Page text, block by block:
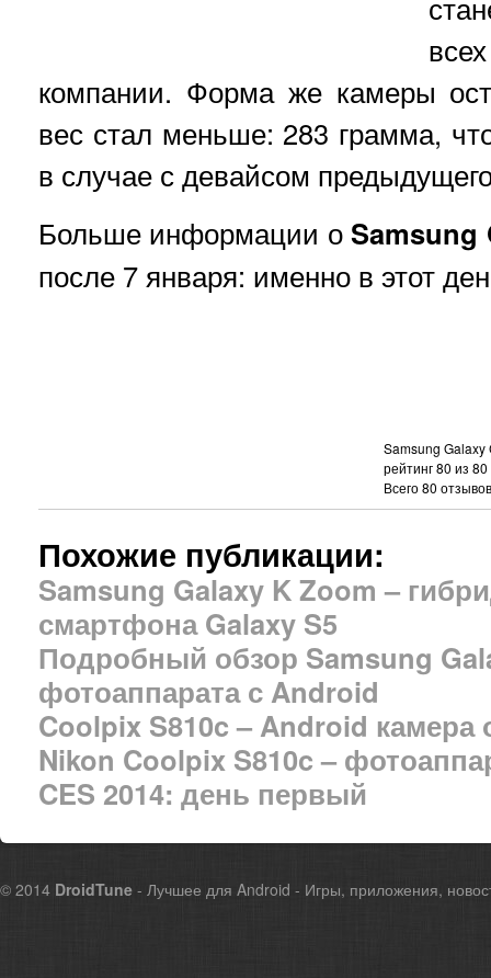
компании. Форма же камеры
вес стал меньше: 283 грамма,
в случае с девайсом
Больше информации оSamsung
после 7 января: именно в этот
Samsung Galaxy
рейтинг80 из 80
Всего80
Похожие публикации:
Samsung Galaxy K Zoom –
смартфона Galaxy S5
Подробный обзор Samsung
фотоаппарата с Android
Coolpix S810c – Android камера
Nikon Coolpix S810c –
CES 2014: день первый
© 2014 DroidTune - Лучшее для Android - Игры, приложения,